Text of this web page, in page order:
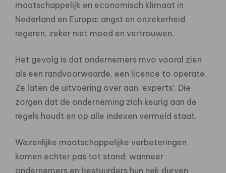
maatschappelijk en economisch klimaat in
Nederland en Europa: angst en onzekerheid
regeren, zeker niet moed en vertrouwen.
Het gevolg is dat ondernemers mvo vooral zien
als een randvoorwaarde, een licence to operate.
Ze laten de uitvoering over aan ‘experts’. Die
zorgen dat de onderneming zich keurig aan de
regels houdt en op alle indexen vermeld staat.
Wezenlijke maatschappelijke verbeteringen
komen echter pas tot stand, wanneer
ondernemers en bestuurders hun nek durven